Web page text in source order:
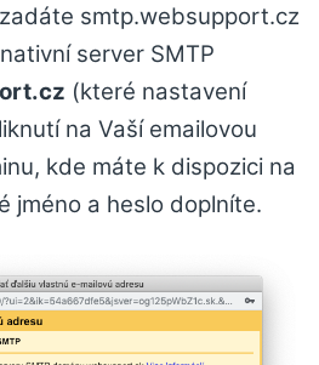
zadáte smtp.websupport.cz
server SMTP
(které nastavení
na Vaší emailovou
kde máte k dispozici na
jméno a heslo doplníte.